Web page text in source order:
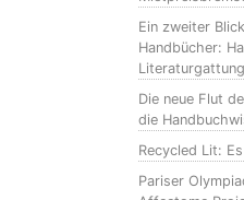
Ein zweiter
Handbücher:
Literaturgattung
Die neue Flut
die
Recycled Lit:
Pariser